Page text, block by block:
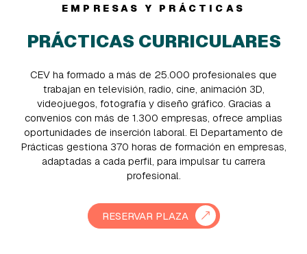
EMPRESAS Y PRÁCTICAS
PRÁCTICAS CURRICULARES
CEV ha formado a más de 25.000 profesionales que
trabajan en televisión, radio, cine, animación 3D,
videojuegos, fotografía y diseño gráfico. Gracias a
convenios con más de 1.300 empresas, ofrece amplias
oportunidades de inserción laboral. El Departamento de
Prácticas gestiona 370 horas de formación en empresas,
adaptadas a cada perfil, para impulsar tu carrera
profesional.
RESERVAR PLAZA